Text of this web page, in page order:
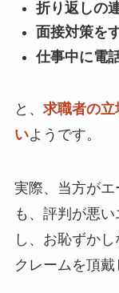
折り返しの
面接対策を
仕事中に電
と、 求職者の立
いようです。
実際、当方が
も、評判が悪
し、お恥ずか
クレームを頂戴